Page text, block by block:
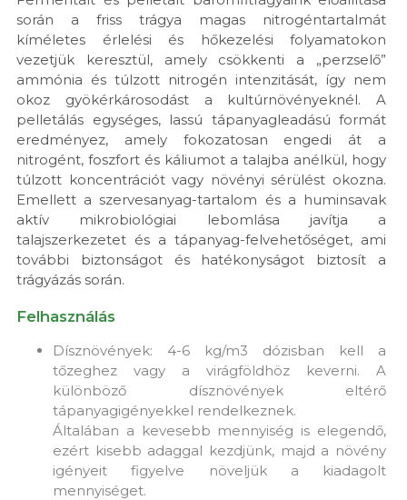
során a friss trágya magas nitrogéntartalmát
kíméletes érlelési és hőkezelési folyamatokon
vezetjük keresztül, amely csökkenti a „perzselő”
ammónia és túlzott nitrogén intenzitását, így nem
okoz gyökérkárosodást a kultúrnövényeknél. A
pelletálás egységes, lassú tápanyagleadású formát
eredményez, amely fokozatosan engedi át a
nitrogént, foszfort és káliumot a talajba anélkül, hogy
túlzott koncentrációt vagy növényi sérülést okozna.
Emellett a szervesanyag-tartalom és a huminsavak
aktív mikrobiológiai lebomlása javítja a
talajszerkezetet és a tápanyag-felvehetőséget, ami
további biztonságot és hatékonyságot biztosít a
trágyázás során.
Felhasználás
Dísznövények: 4-6 kg/m3 dózisban kell a
tőzeghez vagy a virágföldhöz keverni. A
különböző dísznövények eltérő
tápanyagigényekkel rendelkeznek.
Általában a kevesebb mennyiség is elegendő,
ezért kisebb adaggal kezdjünk, majd a növény
igényeit figyelve növeljük a kiadagolt
mennyiséget.